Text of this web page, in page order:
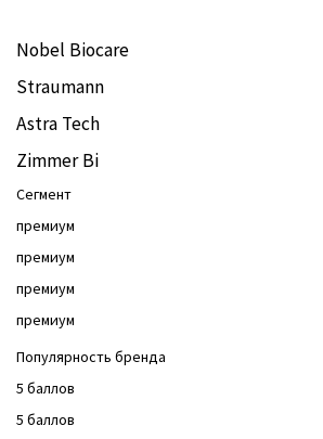
Nobel Biocare
Straumann
Astra Tech
Zimmer Bi
Сегмент
премиум
премиум
премиум
премиум
Популярность бренда
5 баллов
5 баллов